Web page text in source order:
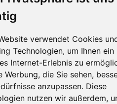
verwendet Cookies
Technologien, um Ihnen ein
Internet-Erlebnis zu
Werbung, die Sie sehen,
anzupassen. Diese
nutzen wir außerdem,